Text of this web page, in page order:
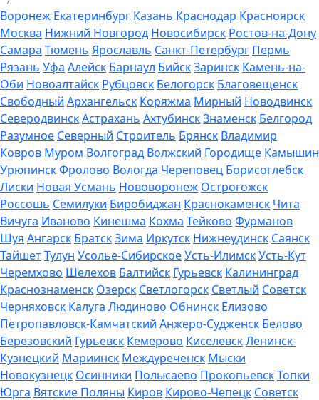
Воронеж Екатеринбург Казань Краснодар Красноярск
Москва Нижний Новгород Новосибирск Ростов-на-Дону
Самара Тюмень Ярославль Санкт-Петербург Пермь
Рязань Уфа Алейск Барнаул БийскЗаринск Камень-на-
Оби Новоалтайск Рубцовск Белогорск Благовещенск
Свободный Архангельск Коряжма Мирный Новодвинск
СеверодвинскАстрахань АхтубинскЗнаменск Белгород
Разумное Северный Строитель Брянск Владимир
Ковров Муром Волгоград Волжский Городище Камышин
УрюпинскФролово Вологда Череповец Борисоглебск
Лиски Новая Усмань Нововоронеж Острогожск
Россошь Семилуки Биробиджан Краснокаменск Чита
Вичуга Иваново Кинешма Кохма Тейково Фурманов
Шуя Ангарск БратскЗима Иркутск Нижнеудинск Саянск
ТайшетТулун Усолье-СибирскоеУсть-ИлимскУсть-Кут
Черемхово Шелехов Балтийск Гурьевск Калининград
Краснознаменск Озерск Светлогорск Светлый Советск
Черняховск Калуга Людиново Обнинск Елизово
Петропавловск-Камчатский Анжеро-Судженск Белово
Березовский Гурьевск Кемерово КиселевскЛенинск-
Кузнецкий Мариинск Междуреченск Мыски
Новокузнецк Осинники Полысаево ПрокопьевскТопки
Юрга Вятские Поляны Киров Кирово-Чепецк Советск